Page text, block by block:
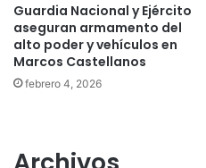
Guardia Nacional y Ejército
aseguran armamento del
alto poder y vehículos en
Marcos Castellanos
febrero 4, 2026